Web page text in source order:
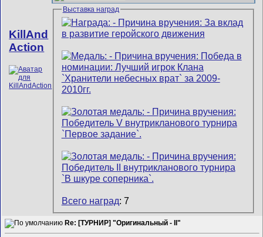
KillAnd
Action
Выставка наград
Всего наград: 7
Re: [ТУРНИР] "Оригинальный - II"